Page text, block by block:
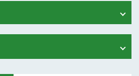
連情報